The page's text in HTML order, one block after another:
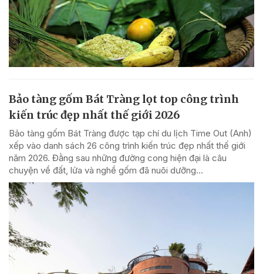
Bảo tàng gốm Bát Tràng lọt top công trình
kiến trúc đẹp nhất thế giới 2026
Bảo tàng gốm Bát Tràng được tạp chí du lịch Time Out (Anh)
xếp vào danh sách 26 công trình kiến trúc đẹp nhất thế giới
năm 2026. Đằng sau những đường cong hiện đại là câu
chuyện về đất, lửa và nghề gốm đã nuôi dưỡng...